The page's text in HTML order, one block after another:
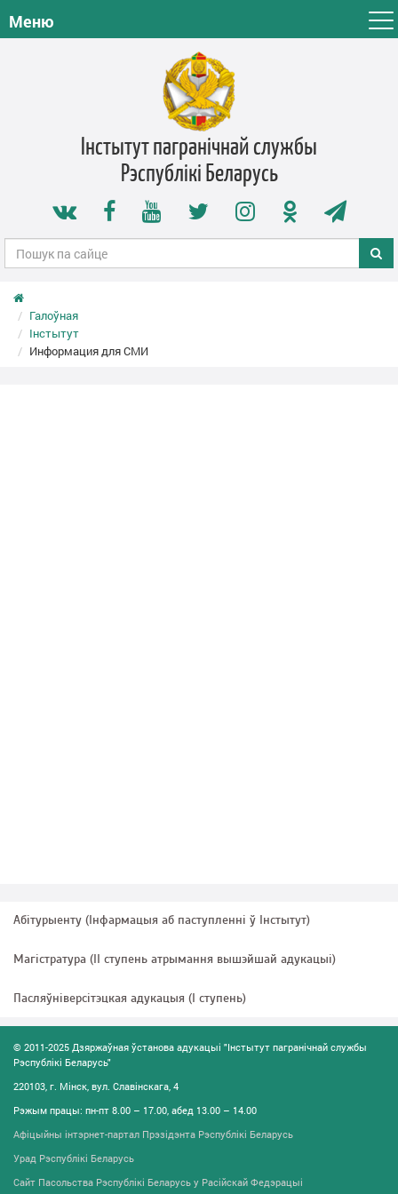
Меню
Інстытут пагранічнай службы
Рэспублікі Беларусь
Галоўная
Інстытут
Информация для СМИ
Абітурыенту (Інфармацыя аб паступленні ў Інстытут)
Магістратура (II ступень атрымання вышэйшай адукацыі)
Пасляўніверсітэцкая адукацыя (I ступень)
© 2011-2025 Дзяржаўная ўстанова адукацыі "Інстытут пагранічнай службы
Рэспублікі Беларусь"
220103, г. Мінск, вул. Славінскага, 4
Рэжым працы: пн-пт 8.00 – 17.00, абед 13.00 – 14.00
Афіцыйны інтэрнет-партал Прэзідэнта Рэспублікі Беларусь
Урад Рэспублікі Беларусь
Сайт Пасольства Рэспублікі Беларусь у Расійскай Федэрацыі